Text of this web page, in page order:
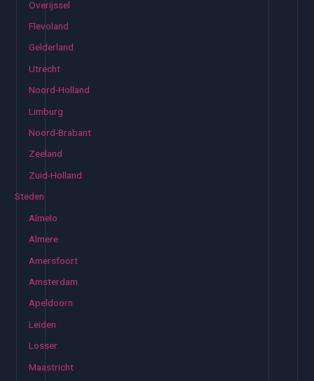
Overijssel
Flevoland
Gelderland
Utrecht
Noord-Holland
Limburg
Noord-Brabant
Zeeland
Zuid-Holland
Steden
Almelo
Almere
Amersfoort
Amsterdam
Apeldoorn
Leiden
Losser
Maastricht